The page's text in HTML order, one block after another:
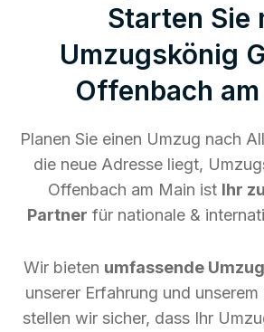
Starten Sie
Umzugskönig
Offenbach
Planen Sie einen Umzug nach
die neue Adresse liegt,
Offenbach am Main ist Ihr
Partner für nationale &
Wir bieten umfassende
unserer Erfahrung und
stellen wir sicher, dass Ihr